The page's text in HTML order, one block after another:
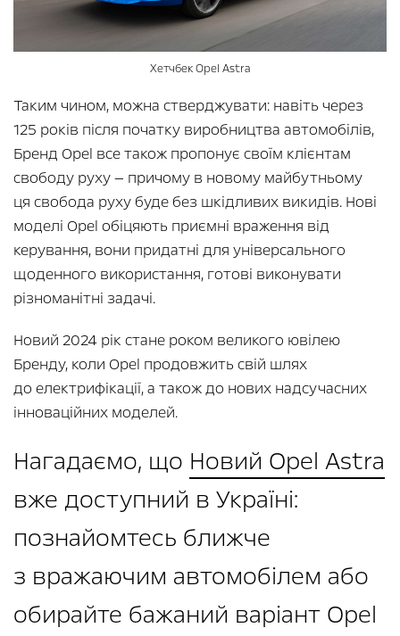
Хетчбек Opel Astra
Таким чином, можна стверджувати: навіть через
125 років після початку виробництва автомобілів,
Бренд Opel все також пропонує своїм клієнтам
свободу руху — причому в новому майбутньому
ця свобода руху буде без шкідливих викидів. Нові
моделі Opel обіцяють приємні враження від
керування, вони придатні для універсального
щоденного використання, готові виконувати
різноманітні задачі.
Новий 2024 рік стане роком великого ювілею
Бренду, коли Opel продовжить свій шлях
до електрифікації, а також до нових надсучасних
інноваційних моделей.
Нагадаємо, що Новий Opel Astra
вже доступний в Україні:
познайомтесь ближче
з вражаючим автомобілем або
обирайте бажаний варіант Opel